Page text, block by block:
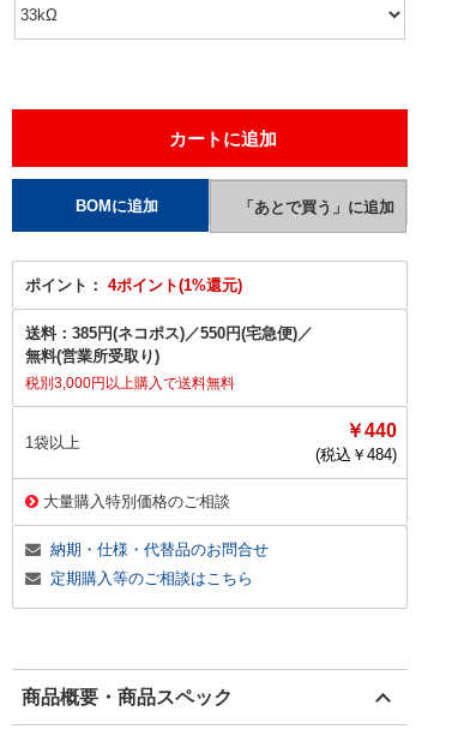
ポイント： 4ポイント(1%還元)
送料： 385円(ネコポス)／550円(宅急便)／
無料(営業所受取り)
税別3,000円以上購入で送料無料
1袋以上
￥440
(税込￥ 484)
大量購入特別価格のご相談
納期・仕様・代替品のお問合せ
定期購入等のご相談はこちら
商品概要・商品スペック